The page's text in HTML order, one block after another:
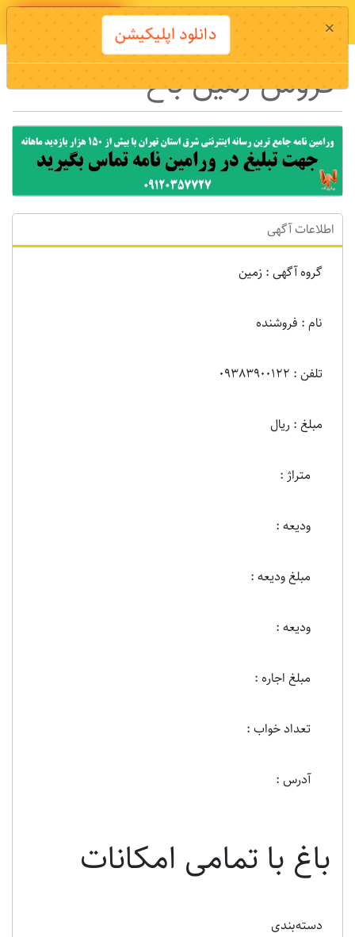
دانلود اپلیکیشن
فروش زمین باغ
اطلاعات آگهی
گروه آگهی : زمين
نام : فروشنده
تلفن : 09383900122
مبلغ : ریال
متراژ :
ودیعه :
مبلغ ودیعه :
ودیعه :
مبلغ اجاره :
تعداد خواب :
آدرس :
باغ با تمامی امکانات
دسته‌بندی
× دانلود اپلیکیشن